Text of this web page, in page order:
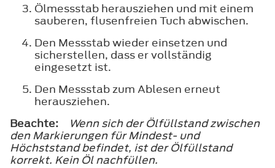
Ölmessstab herausziehen und mit einem
sauberen, flusenfreien Tuch abwischen.
Den Messstab wieder einsetzen und
sicherstellen, dass er vollständig
eingesetzt ist.
Den Messstab zum Ablesen erneut
herausziehen.
Beachte:
Wenn sich der Ölfüllstand zwischen
den Markierungen für Mindest- und
Höchststand befindet, ist der Ölfüllstand
korrekt. Kein Öl nachfüllen.